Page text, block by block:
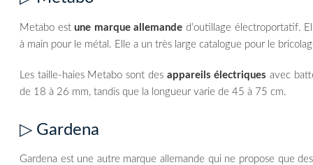
Metabo estune marque allemande d’outillage électroportatif.
à main pour le métal. Elle a un très large catalogue pour le
Les taille-haies Metabo sont des appareils électriques avec
de 18 à 26 mm, tandis que la longueur varie de 45 à 75 cm.
▷ Gardena
Gardena est une autre marque allemande qui ne propose que